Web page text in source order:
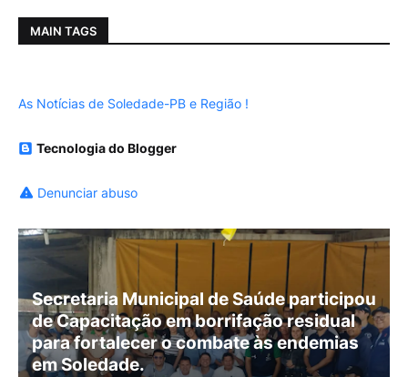
MAIN TAGS
As Notícias de Soledade-PB e Região !
Tecnologia do Blogger
Denunciar abuso
Secretaria Municipal de Saúde participou
de Capacitação em borrifação residual
para fortalecer o combate às endemias
em Soledade.